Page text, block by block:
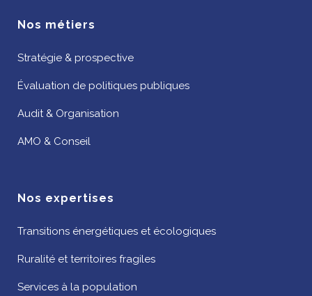
Nos métiers
Stratégie & prospective
Évaluation de politiques publiques
Audit & Organisation
AMO & Conseil
Nos expertises
Transitions énergétiques et écologiques
Ruralité et territoires fragiles
Services à la population